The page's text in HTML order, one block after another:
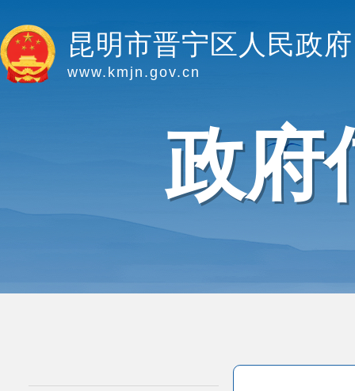
昆明市晋宁区人民政府
www.kmjn.gov.cn
政府